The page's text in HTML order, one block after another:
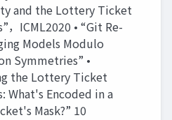
and the Lottery Ticket
，ICML2020 • “Git Re-
Models Modulo
Symmetries” •
the Lottery Ticket
What's Encoded in a
Mask?” 10